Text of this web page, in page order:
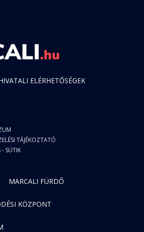
ELÉRHETŐSÉGEK
TÁJÉKOZTATÓ
- SÜTIK
MARCALI FÜRDŐ
KÖZPONT